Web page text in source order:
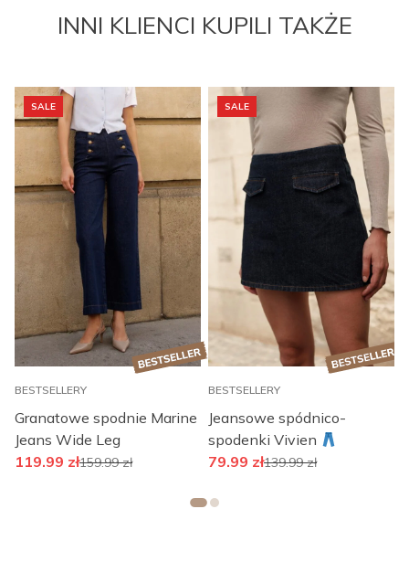
INNI KLIENCI KUPILI TAKŻE
SALE
BESTSELLERY
Granatowe spodnie Marine
Jeans Wide Leg
119.99 zł159.99zł
SALE
BESTSELLERY
Jeansowe spódnico-
spodenki Vivien
79.99 zł139.99zł